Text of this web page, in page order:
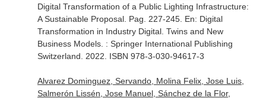
Digital Transformation of a Public Lighting Infrastructure:
A Sustainable Proposal. Pag. 227-245. En: Digital
Transformation in Industry Digital. Twins and New
Business Models. : Springer International Publishing
Switzerland. 2022. ISBN 978-3-030-94617-3
Alvarez Dominguez, Servando, Molina Felix, Jose Luis,
Salmerón Lissén, Jose Manuel, Sánchez de la Flor,